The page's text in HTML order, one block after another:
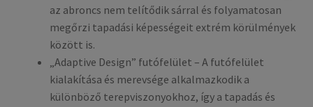
az abroncs nem telítődik sárral és folyamatosan
megőrzi tapadási képességeit extrém körülmények
között is.
„Adaptive Design” futófelület – A futófelület
kialakítása és merevsége alkalmazkodik a
különböző terepviszonyokhoz, így a tapadás és